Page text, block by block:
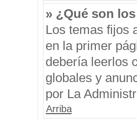
» ¿Qué son
Los temas fijos
en la primer
debería leerlos
globales y
por La
Arriba